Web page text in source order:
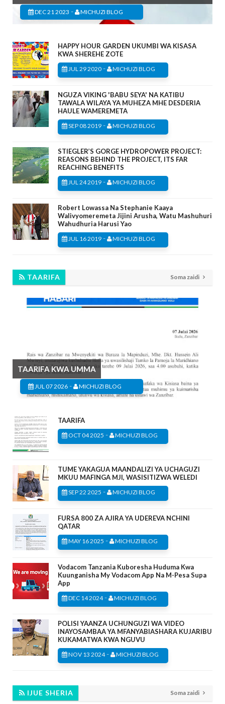
DEC 21 2023 - MICHUZI BLOG
HAPPY HOUR GARDEN UKUMBI WA KISASA
KWA SHEREHE ZOTE
JUL 29 2020 - MICHUZI BLOG
NGUZA VIKING 'BABU SEYA' NA KATIBU
TAWALA WILAYA YA MUHEZA MHE DESDERIA
HAULE WAMEREMETA
SEP 08 2019 - MICHUZI BLOG
STIEGLER’S GORGE HYDROPOWER PROJECT:
REASONS BEHIND THE PROJECT, ITS FAR
REACHING BENEFITS
JUL 24 2019 - MICHUZI BLOG
Robert Lowassa Na Stephanie Kaaya
Walivyomeremeta Jijini Arusha, Watu Mashuhuri
Wahudhuria Harusi Yao
JUL 16 2019 - MICHUZI BLOG
TAARIFA Soma zaidi
TAARIFA KWA UMMA
JUL 07 2026 - MICHUZI BLOG
TAARIFA
OCT 04 2025 - MICHUZI BLOG
TUME YAKAGUA MAANDALIZI YA UCHAGUZI
MKUU MAFINGA MJI, WASISITIZWA WELEDI
SEP 22 2025 - MICHUZI BLOG
FURSA 800 ZA AJIRA YA UDEREVA NCHINI
QATAR
MAY 16 2025 - MICHUZI BLOG
Vodacom Tanzania Kuboresha Huduma Kwa
Kuunganisha My Vodacom App Na M-Pesa Supa
App
DEC 14 2024- MICHUZI BLOG
POLISI YAANZA UCHUNGUZI WA VIDEO
INAYOSAMBAA YA MFANYABIASHARA KUJARIBU
KUKAMATWA KWA NGUVU
NOV 13 2024- MICHUZI BLOG
IJUE SHERIA Soma zaidi